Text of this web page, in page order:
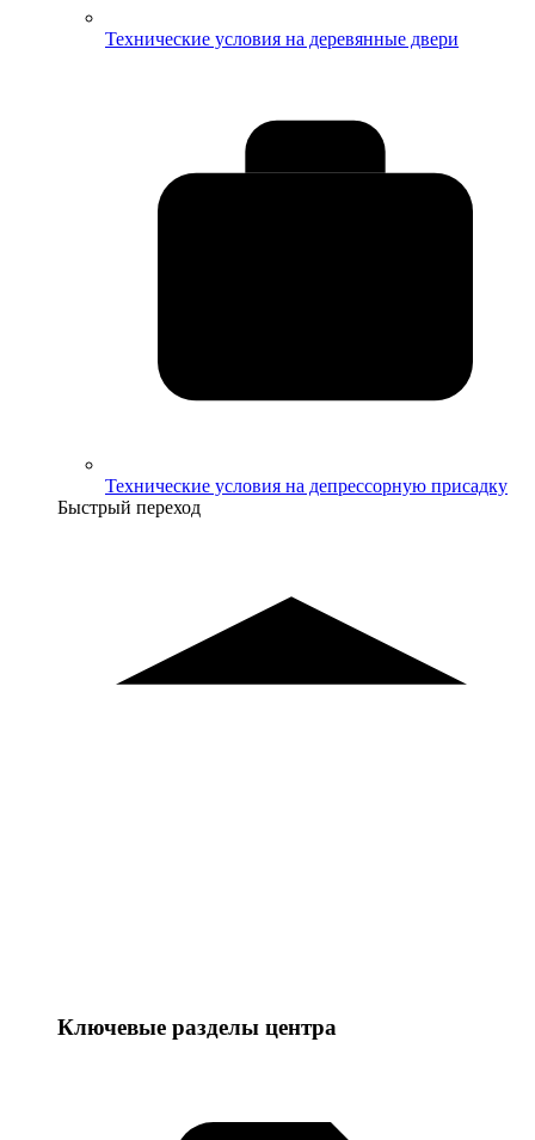
Технические условия на деревянные двери
Технические условия на депрессорную присадку
Быстрый переход
Ключевые разделы центра